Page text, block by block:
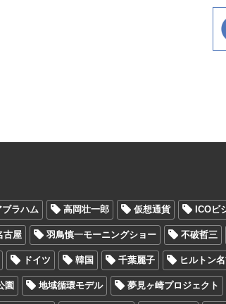
ブラハム 高岡壮一郎 仮想通貨 ICOビ
古屋 羽鳥慎一モーニングショー 不破哲三
ドイツ 韓国 千葉麗子 ヒルトン
園 地域循環モデル 夢見ヶ崎プロジェクト